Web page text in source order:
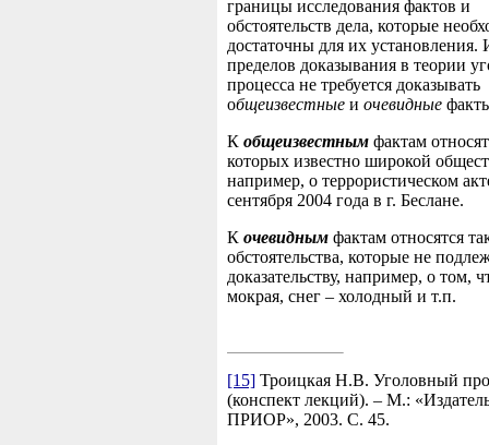
границы исследования фактов и
обстоятельств дела, которые
достаточны для их установления.
пределов доказывания в теории
процесса не требуется доказывать
общеизвестные и очевидные
К общеизвестным фактам
которых известно широкой
например, о террористическом
сентября 2004 года в г. Беслане.
К очевидным фактам относятся
обстоятельства, которые не
доказательству, например, о том,
мокрая, снег – холодный и т.п.
[15] Троицкая Н.В. Уголовный
(конспект лекций). – М.:
ПРИОР», 2003. С. 45.